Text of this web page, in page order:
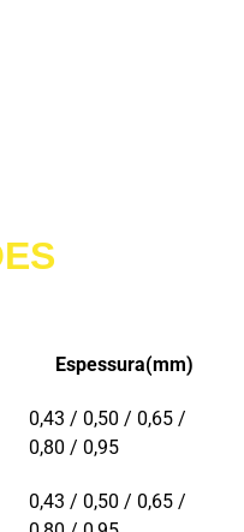
Espessura(mm)
0,43 / 0,50 / 0,65 /
0,80 / 0,95
0,43 / 0,50 / 0,65 /